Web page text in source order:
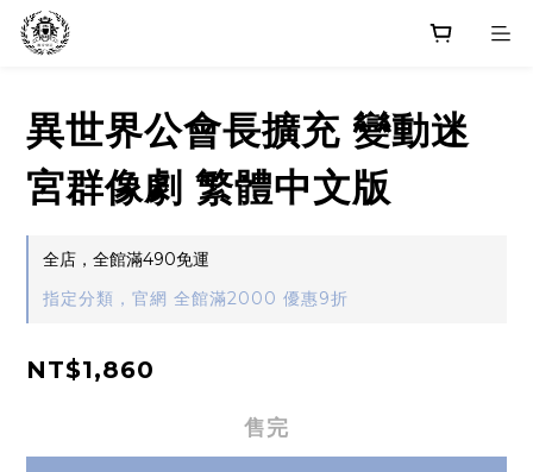
異世界公會長擴充 變動迷
宮群像劇 繁體中文版
全店，全館滿490免運
指定分類，官網 全館滿2000 優惠9折
NT$1,860
售完